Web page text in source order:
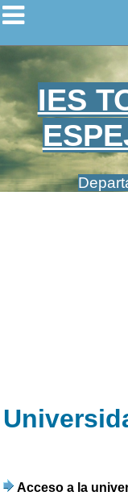
IES
Acceso a la